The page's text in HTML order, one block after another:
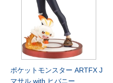
ポケットモンスター ARTFX J
マサル with ヒバニー